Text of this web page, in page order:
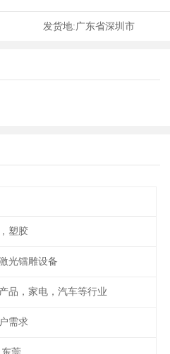
发货地:广东省深圳市
塑胶
光镭雕设备
品，家电，汽车等行业
需求
莞